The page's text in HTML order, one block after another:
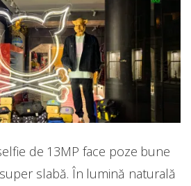
de 13MP face poze bune
slabă. În lumină naturală